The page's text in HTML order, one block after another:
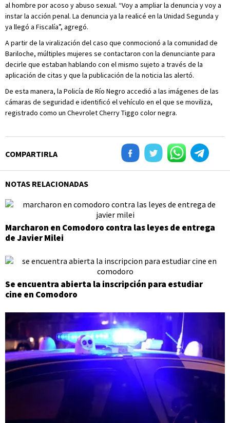
al hombre por acoso y abuso sexual. “Voy a ampliar la denuncia y voy a
instar la acción penal. La denuncia ya la realicé en la Unidad Segunda y
ya llegó a Fiscalía”, agregó.
A partir de la viralización del caso que conmocionó a la comunidad de
Bariloche, múltiples mujeres se contactaron con la denunciante para
decirle que estaban hablando con el mismo sujeto a través de la
aplicación de citas y que la publicación de la noticia las alertó.
De esta manera, la Policía de Río Negro accedió a las imágenes de las
cámaras de seguridad e identificó el vehículo en el que se moviliza,
registrado como un Chevrolet Cherry Tiggo color negra.
COMPARTIRLA
NOTAS RELACIONADAS
Marcharon en Comodoro contra las leyes de entrega
de Javier Milei
Se encuentra abierta la inscripción para estudiar
cine en Comodoro